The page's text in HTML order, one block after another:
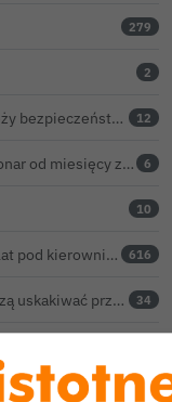
279
2
Wójt alarmuje po serii skarg. „To od Was zależy bezpieczeństwo Waszych dzieci” 12
Mieszkaniec alarmuje: ogromny uschnięty konar od miesięcy zagraża ludziom w Bolesławcu 6
10
Szpital św. Łukasza hucznie świętuje sześć lat pod kierownictwem Kamila Barczyka 616
Pędzą przez bolesławiecki Rynek. Piesi muszą uskakiwać przed hulajnogami i rowerami elektrycznymi 34
Basen, który został nagle zamknięty z powodu „incydentu kałowego”, ponownie otwarty 30